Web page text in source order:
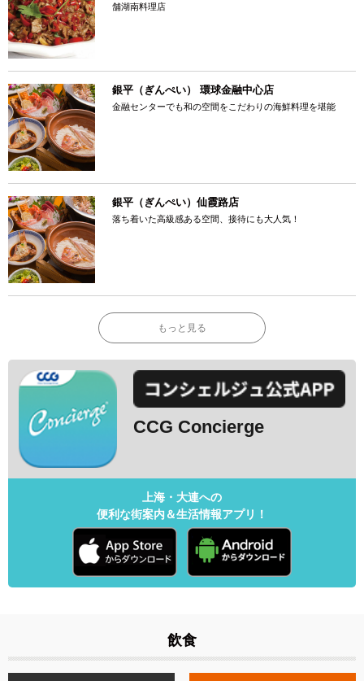
舗湖南料理店
銀平（ぎんぺい） 環球金融中心店
金融センターでも和の空間をこだわりの海鮮料理を堪能
銀平（ぎんぺい）仙霞路店
落ち着いた高級感ある空間、接待にも大人気！
もっと見る
CCG Concierge
上海・大連への
便利な街案内＆生活情報アプリ！
飲食